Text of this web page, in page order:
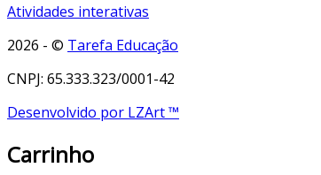
Atividades interativas
2026 - © Tarefa Educação
CNPJ: 65.333.323/0001-42
Desenvolvido por LZArt ™
Carrinho